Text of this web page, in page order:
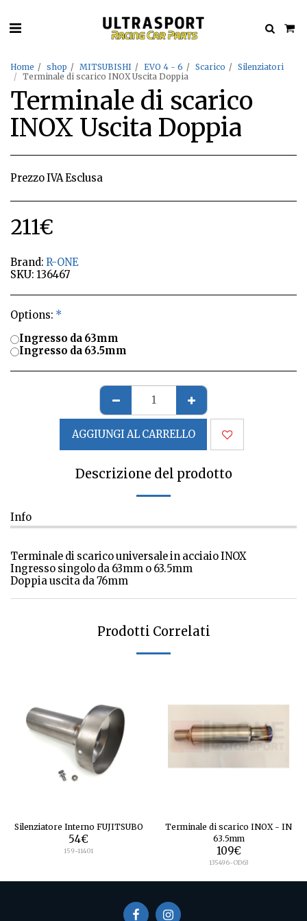
Home shop MITSUBISHI EVO 4 - 6 Scarico
Silenziatori
Terminale di scarico INOX Uscita Doppia
Terminale di scarico
INOX Uscita Doppia
Prezzo IVA Esclusa
211€
Brand: R-ONE
SKU: 136467
Options: *
Ingresso da 63mm
Ingresso da 63.5mm
AGGIUNGI AL CARRELLO
Descrizione del prodotto
Info
Terminale di scarico universale in acciaio INOX
Ingresso singolo da 63mm o 63.5mm
Doppia uscita da 76mm
Prodotti Correlati
Silenziatore Interno FUJITSUBO
54€
159-11401
Terminale di scarico INOX - IN
63.5mm
109€
135496-OD63